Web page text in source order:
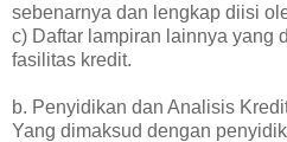
sebenarnya dan lengkap diisi
c) Daftar lampiran lainnya yang
fasilitas kredit.
b. Penyidikan dan Analisis
Yang dimaksud dengan